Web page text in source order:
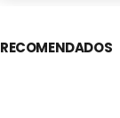
RECOMENDADOS